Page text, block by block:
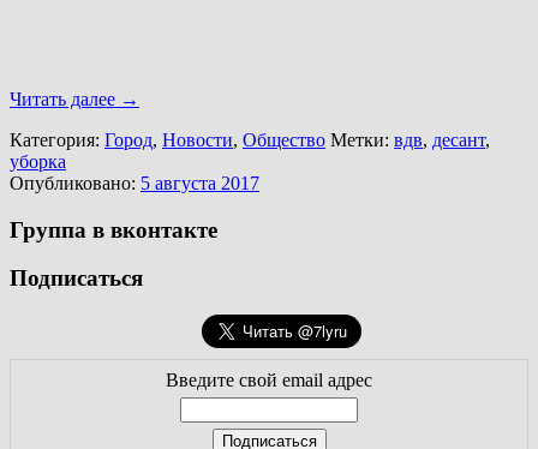
Читать далее →
Категория: Город, Новости, Общество Метки: вдв, десант,
уборка
Опубликовано: 5 августа 2017
Группа в вконтакте
Подписаться
Введите свой email адрес